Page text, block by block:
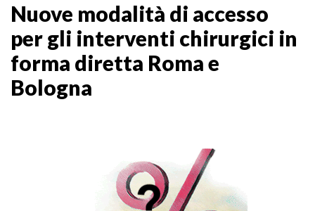
Nuove modalità di accesso
per gli interventi chirurgici in
forma diretta Roma e
Bologna